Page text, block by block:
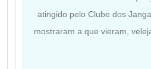
atingido pelo Clube dos
mostraram a que vieram,